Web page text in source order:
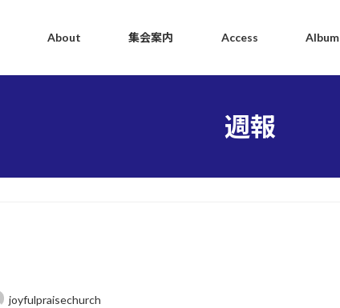
About 集会案内 Access Album
週報
joyfulpraisechurch